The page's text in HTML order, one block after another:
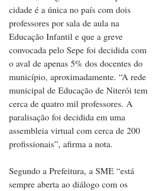
cidade é a única no país com dois
professores por sala de aula na
Educação Infantil e que a greve
convocada pelo Sepe foi decidida com
o aval de apenas 5% dos docentes do
município, aproximadamente. “A rede
municipal de Educação de Niterói tem
cerca de quatro mil professores. A
paralisação foi decidida em uma
assembleia virtual com cerca de 200
profissionais”, afirma a nota.
Segundo a Prefeitura, a SME “está
sempre aberta ao diálogo com os